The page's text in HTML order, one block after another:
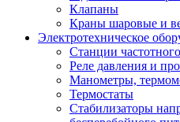
Клапаны
Краны шаровые и
Электротехническое
Станции
Реле давления и
Манометры,
Термостаты
Стабилизаторы